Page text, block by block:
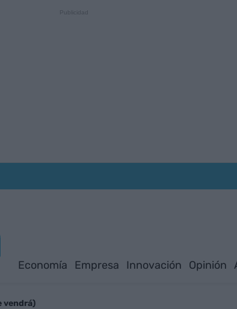
Economía Empresa Innovación Opinión
vendrá)